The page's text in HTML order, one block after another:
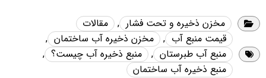
مخزن ذخیره و تحت فشار ,
مقالات
قیمت منبع آب , مخزن ذخیره آب ساختمان ,
منبع آب طبرستان , منبع ذخیره آب چیست؟ ,
منبع ذخیره آب ساختمان